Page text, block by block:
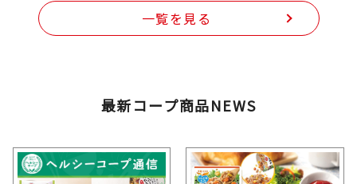
一覧を見る
最新コープ商品NEWS